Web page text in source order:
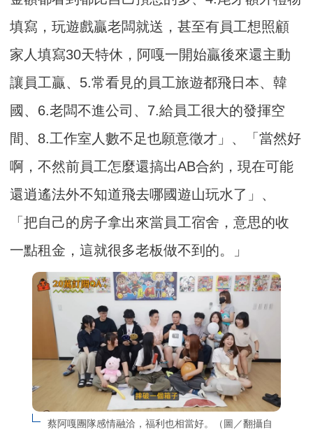
填寫，玩遊戲贏老闆就送，甚至有員工想照顧
家人填寫30天特休，阿嘎一開始贏後來還主動
讓員工贏、5.常看見的員工旅遊都飛日本、韓
國、6.老闆不進公司、7.給員工很大的發揮空
間、8.工作室人數不足也願意徵才」、「當然好
啊，不然前員工怎麼還搞出AB合約，現在可能
還逍遙法外不知道飛去哪國遊山玩水了」、
「把自己的房子拿出來當員工宿舍，意思的收
一點租金，這就很多老板做不到的。」
蔡阿嘎團隊感情融洽，福利也相當好。（圖／翻攝自